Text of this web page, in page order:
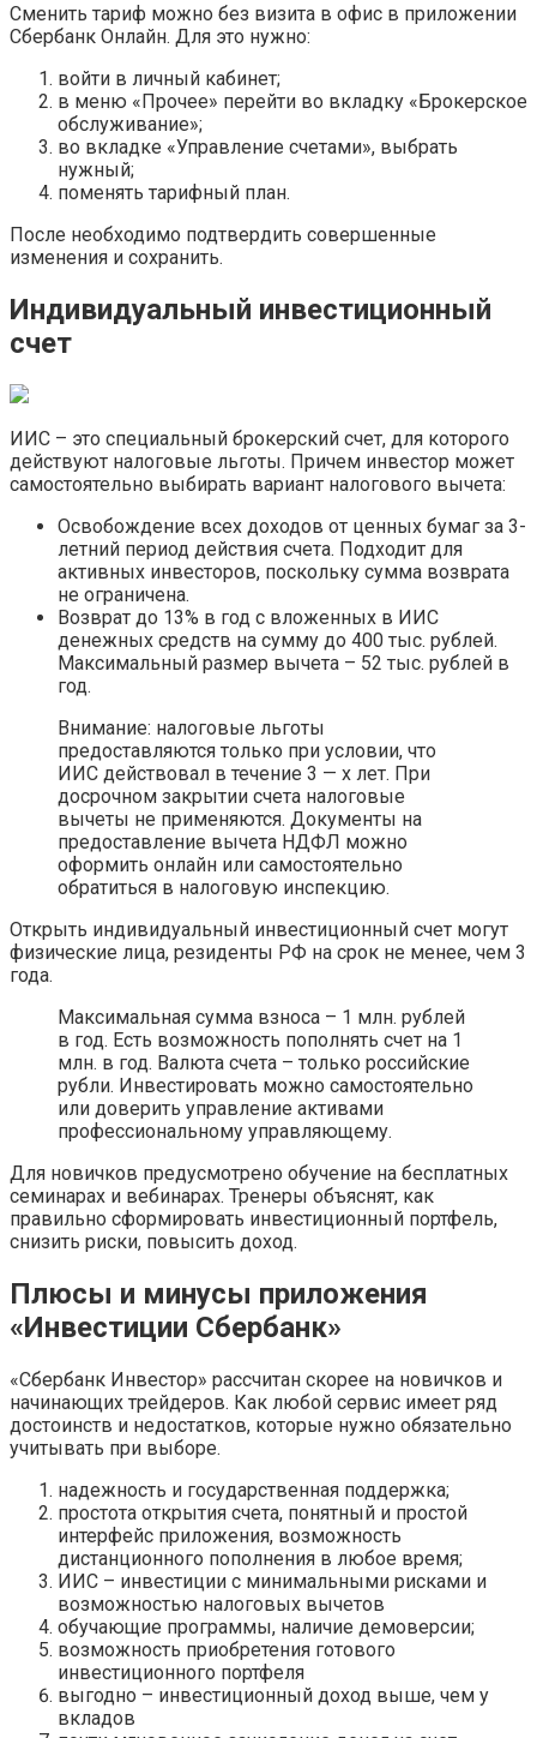
Сменить тариф можно без визита в офис в приложении
Сбербанк Онлайн. Для это нужно:
войти в личный кабинет;
в меню «Прочее» перейти во вкладку «Брокерское
обслуживание»;
во вкладке «Управление счетами», выбрать
нужный;
поменять тарифный план.
После необходимо подтвердить совершенные
изменения и сохранить.
Индивидуальный инвестиционный
счет
ИИС – это специальный брокерский счет, для которого
действуют налоговые льготы. Причем инвестор может
самостоятельно выбирать вариант налогового вычета:
Освобождение всех доходов от ценных бумаг за 3-
летний период действия счета. Подходит для
активных инвесторов, поскольку сумма возврата
не ограничена.
Возврат до 13% в год с вложенных в ИИС
денежных средств на сумму до 400 тыс. рублей.
Максимальный размер вычета – 52 тыс. рублей в
год.
Внимание: налоговые льготы
предоставляются только при условии, что
ИИС действовал в течение 3 — х лет. При
досрочном закрытии счета налоговые
вычеты не применяются. Документы на
предоставление вычета НДФЛ можно
оформить онлайн или самостоятельно
обратиться в налоговую инспекцию.
Открыть индивидуальный инвестиционный счет могут
физические лица, резиденты РФ на срок не менее, чем 3
года.
Максимальная сумма взноса – 1 млн. рублей
в год. Есть возможность пополнять счет на 1
млн. в год. Валюта счета – только российские
рубли. Инвестировать можно самостоятельно
или доверить управление активами
профессиональному управляющему.
Для новичков предусмотрено обучение на бесплатных
семинарах и вебинарах. Тренеры объяснят, как
правильно сформировать инвестиционный портфель,
снизить риски, повысить доход.
Плюсы и минусы приложения
«Инвестиции Сбербанк»
«Сбербанк Инвестор» рассчитан скорее на новичков и
начинающих трейдеров. Как любой сервис имеет ряд
достоинств и недостатков, которые нужно обязательно
учитывать при выборе.
надежность и государственная поддержка;
простота открытия счета, понятный и простой
интерфейс приложения, возможность
дистанционного пополнения в любое время;
ИИС – инвестиции с минимальными рисками и
возможностью налоговых вычетов
обучающие программы, наличие демоверсии;
возможность приобретения готового
инвестиционного портфеля
выгодно – инвестиционный доход выше, чем у
вкладов